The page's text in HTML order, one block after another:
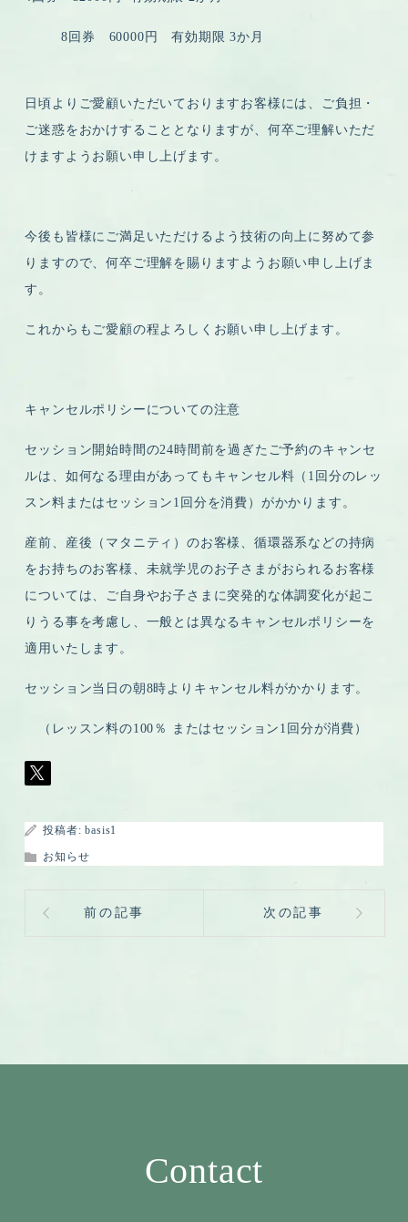
8回券 60000円 有効期限 3か月
日頃よりご愛顧いただいておりますお客様には、ご負担・
ご迷惑をおかけすることとなりますが、何卒ご理解いただ
けますようお願い申し上げます。
今後も皆様にご満足いただけるよう技術の向上に努めて参
りますので、何卒ご理解を賜りますようお願い申し上げま
す。
これからもご愛顧の程よろしくお願い申し上げます。
キャンセルポリシーについての注意
セッション開始時間の24時間前を過ぎたご予約のキャンセ
ルは、如何なる理由があってもキャンセル料（1回分のレッ
スン料またはセッション1回分を消費）がかかります 。
産前、産後（マタニティ）のお客様、循環器系などの持病
をお持ちのお客様、未就学児のお子さまがおられるお客様
については、ご自身やお子さまに突発的な体調変化が起こ
りうる事を考慮し、一般とは異なるキャンセルポリシーを
適用いたします。
セッション当日の朝8時より キャンセル料がかかります。
（レッスン料の100％ または セッション1回分が消費）
投稿者:basis1
お知らせ
前の記事 次の記事
Contact